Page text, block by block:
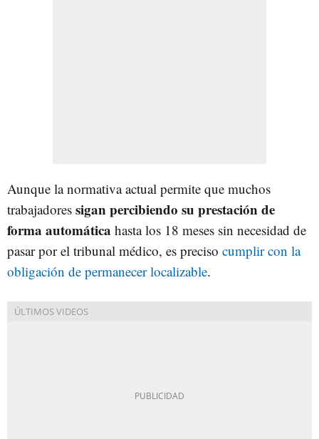
Aunque la normativa actual permite que muchos
trabajadores sigan percibiendo su prestación de
forma automática hasta los 18 meses sin necesidad de
pasar por el tribunal médico, es preciso cumplir con la
obligación de permanecer localizable.